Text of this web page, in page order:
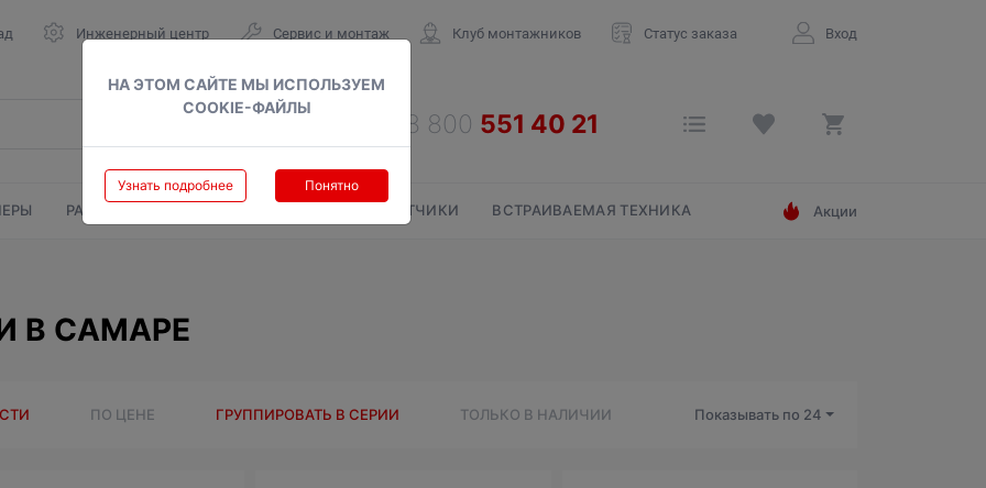
НА ЭТОМ САЙТЕ МЫ ИСПОЛЬЗУЕМ
COOKIE-ФАЙЛЫ
Узнать подробнее Понятно
Инженерный центр Сервис и монтаж Клуб монтажников Статус заказа Вход
РАДИАТОРЫ СЧЕТЧИКИ ВСТРАИВАЕМАЯ ТЕХНИКА Акции
В САМАРЕ
ПО ЦЕНЕ ГРУППИРОВАТЬ В СЕРИИ ТОЛЬКО В НАЛИЧИИ Показывать по 24